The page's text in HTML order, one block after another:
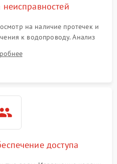
на наличие протечек и
к водопроводу. Анализ
нагрева, вращения
системы защиты
доступа